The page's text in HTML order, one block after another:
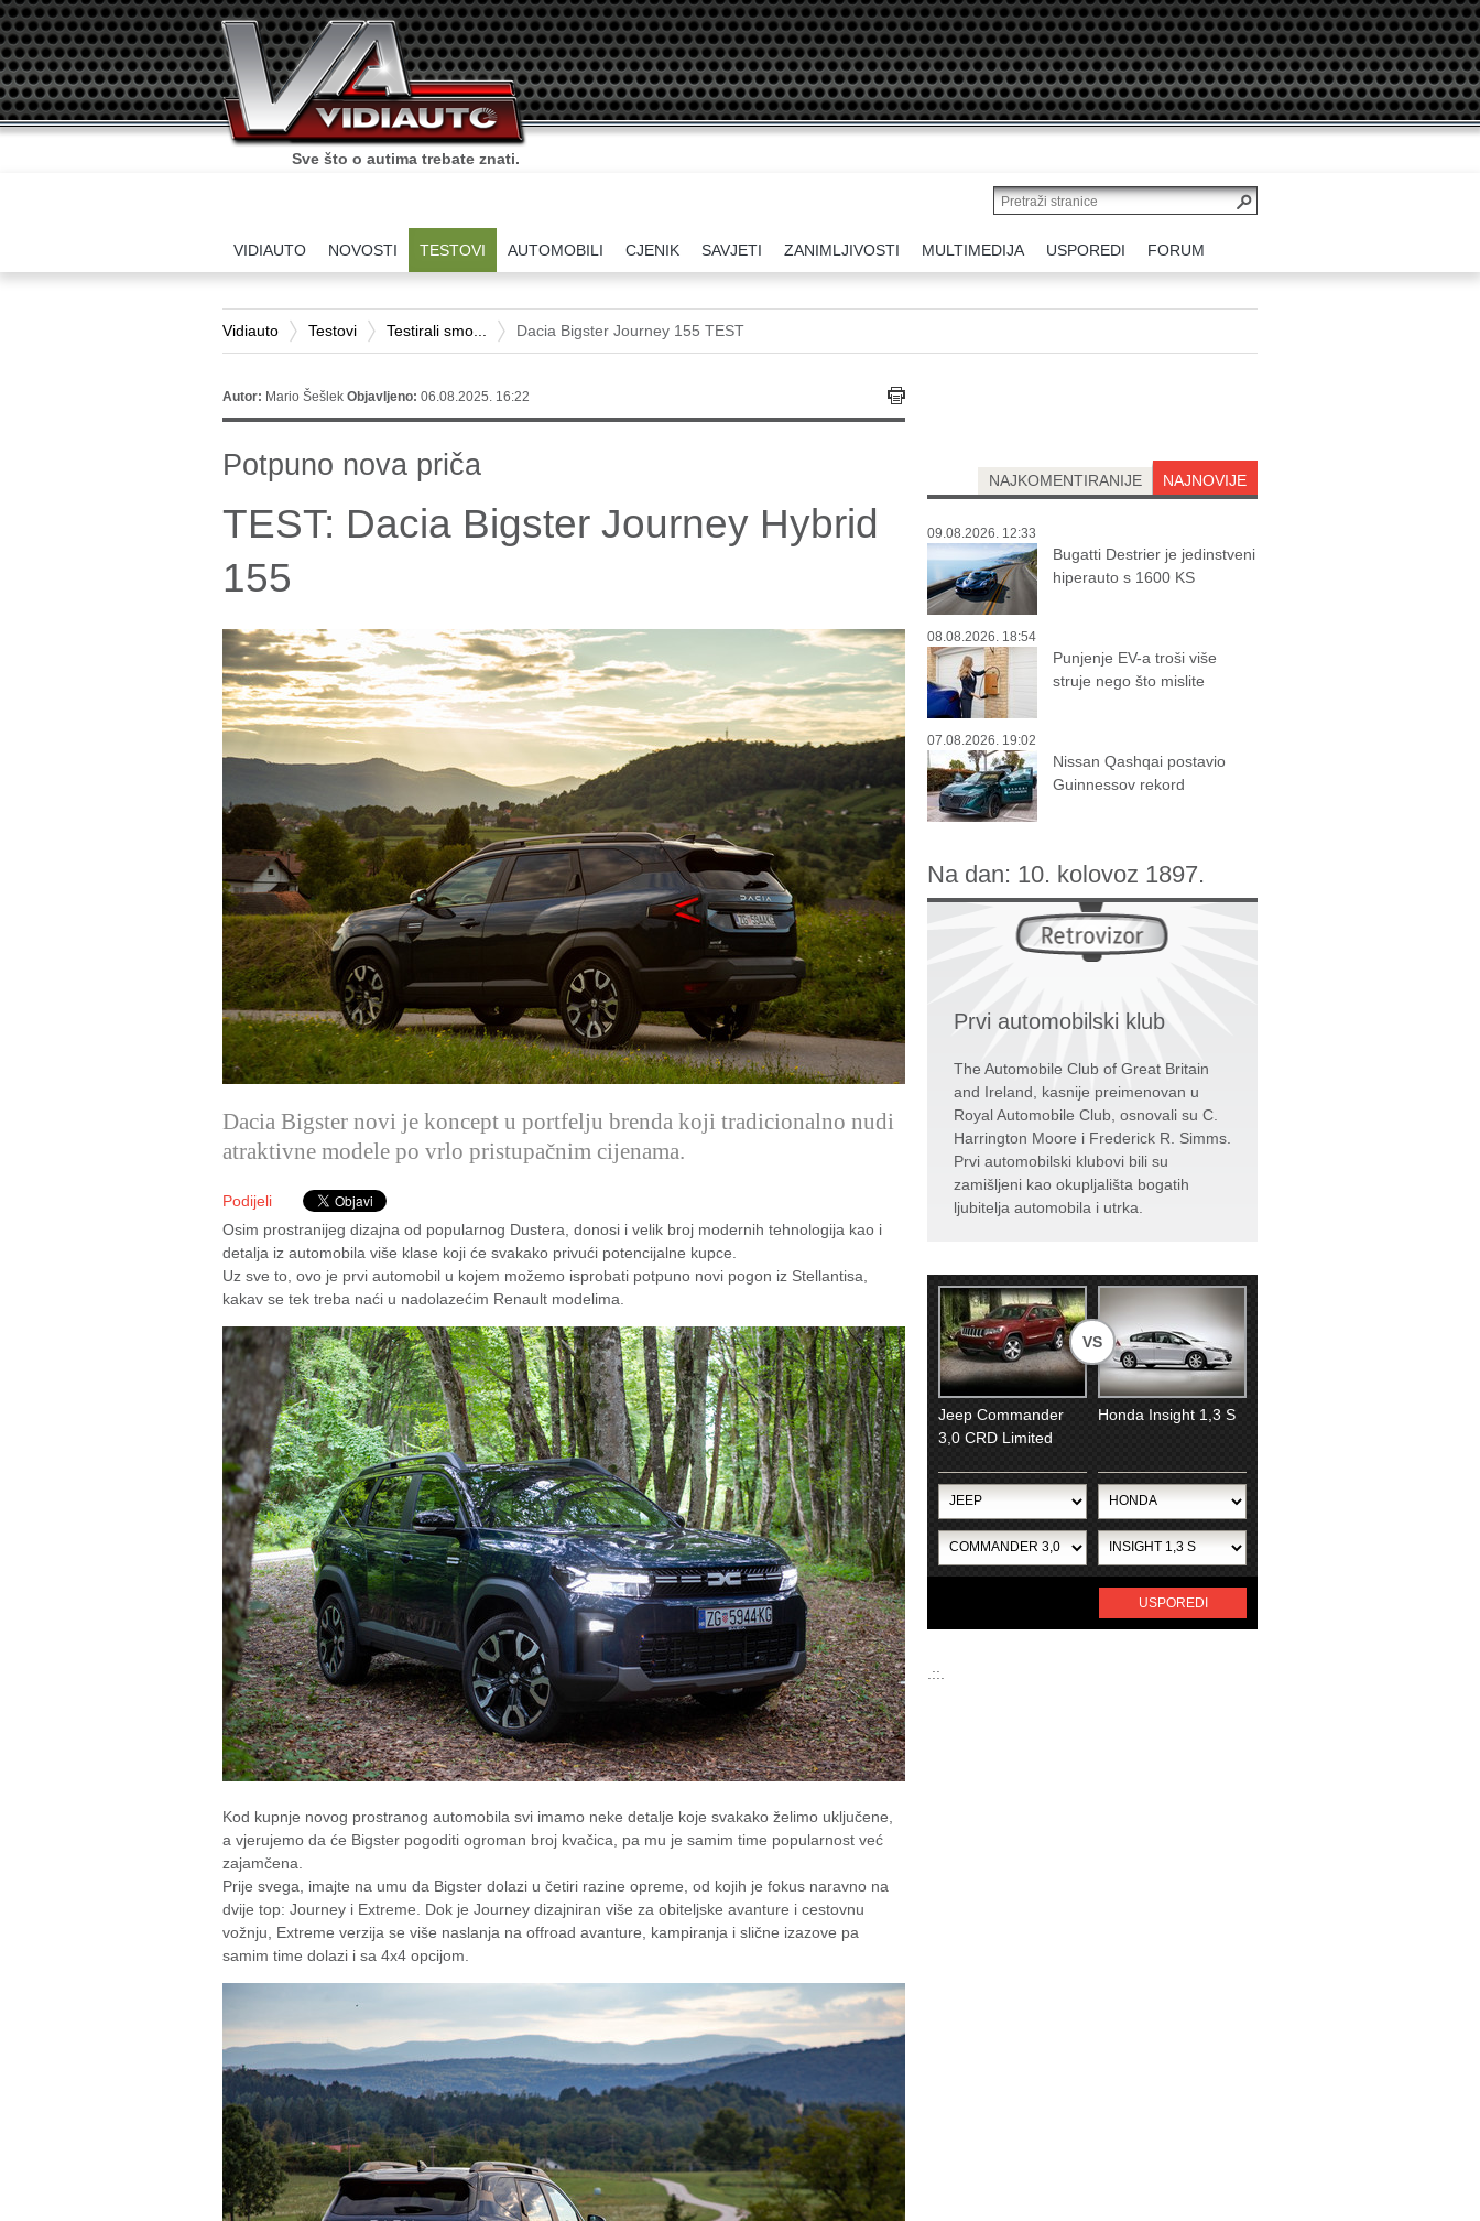
Sve što o autima trebate znati.
VIDIAUTO NOVOSTI TESTOVI AUTOMOBILI CJENIK SAVJETI ZANIMLJIVOSTI MULTIMEDIJA USPOREDI FORUM
Vidiauto Testovi Testirali smo... Dacia Bigster Journey 155 TEST
Autor: Mario Šešlek Objavljeno: 06.08.2025. 16:22
Potpuno nova priča
TEST: Dacia Bigster Journey Hybrid
155
Dacia Bigster novi je koncept u portfelju brenda koji tradicionalno nudi
atraktivne modele po vrlo pristupačnim cijenama.
Podijeli
Osim prostranijeg dizajna od popularnog Dustera, donosi i velik broj modernih tehnologija kao i
detalja iz automobila više klase koji će svakako privući potencijalne kupce.
Uz sve to, ovo je prvi automobil u kojem možemo isprobati potpuno novi pogon iz Stellantisa,
kakav se tek treba naći u nadolazećim Renault modelima.
Kod kupnje novog prostranog automobila svi imamo neke detalje koje svakako želimo uključene,
a vjerujemo da će Bigster pogoditi ogroman broj kvačica, pa mu je samim time popularnost već
zajamčena.
Prije svega, imajte na umu da Bigster dolazi u četiri razine opreme, od kojih je fokus naravno na
dvije top: Journey i Extreme. Dok je Journey dizajniran više za obiteljske avanture i cestovnu
vožnju, Extreme verzija se više naslanja na offroad avanture, kampiranja i slične izazove pa
samim time dolazi i sa 4x4 opcijom.
NAJNOVIJE
NAJKOMENTIRANIJE
09.08.2026. 12:33
Bugatti Destrier je jedinstveni
hiperauto s 1600 KS
08.08.2026. 18:54
Punjenje EV-a troši više
struje nego što mislite
07.08.2026. 19:02
Nissan Qashqai postavio
Guinnessov rekord
Na dan: 10. kolovoz 1897.
Prvi automobilski klub
The Automobile Club of Great Britain
and Ireland, kasnije preimenovan u
Royal Automobile Club, osnovali su C.
Harrington Moore i Frederick R. Simms.
Prvi automobilski klubovi bili su
zamišljeni kao okupljališta bogatih
ljubitelja automobila i utrka.
VS
Jeep Commander
3,0 CRD Limited
Honda Insight 1,3 S
USPOREDI
.::.